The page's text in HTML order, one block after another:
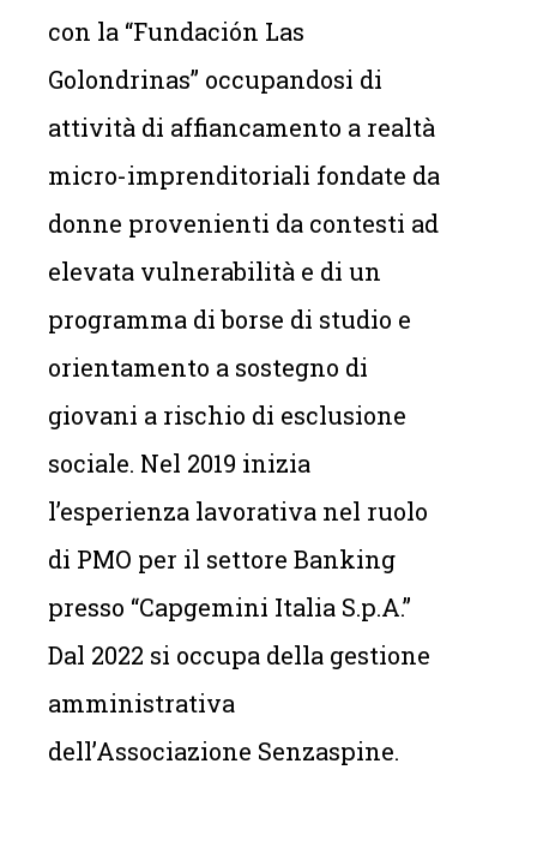
con la “Fundación Las
Golondrinas” occupandosi di
attività di affiancamento a realtà
micro-imprenditoriali fondate da
donne provenienti da contesti ad
elevata vulnerabilità e di un
programma di borse di studio e
orientamento a sostegno di
giovani a rischio di esclusione
sociale. Nel 2019 inizia
l’esperienza lavorativa nel ruolo
di PMO per il settore Banking
presso “Capgemini Italia S.p.A.”
Dal 2022 si occupa della gestione
amministrativa
dell’Associazione Senzaspine.